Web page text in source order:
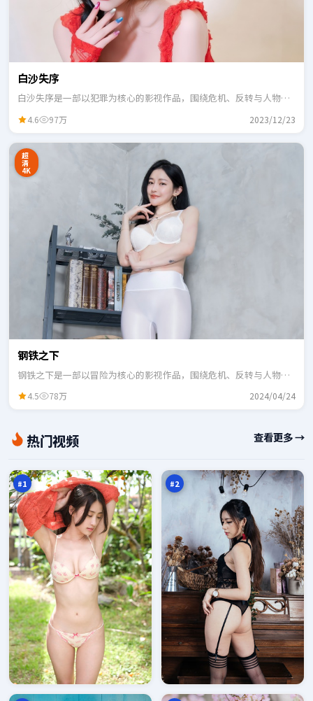
白沙失序
白沙失序是一部以犯罪为核心的影视作品，围绕危机、反转与人物成
4.6 97万 2023/12/23
超
清
4K
钢铁之下
钢铁之下是一部以冒险为核心的影视作品，围绕危机、反转与人物成
4.5 78万 2024/04/24
热门视频 查看更多 →
#1
空
倒 98
#2
归
途
旧
账
本
98
万
深
海
悬
案万